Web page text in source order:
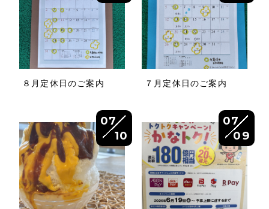
８月定休日のご案内 ７月定休日のご案内
07
10
07
09